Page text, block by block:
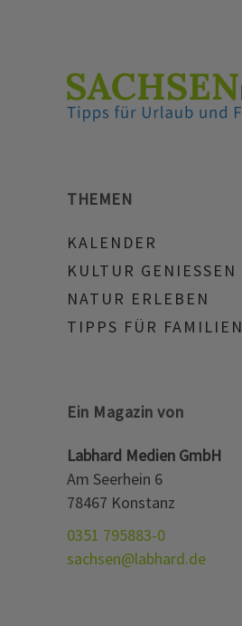
THEMEN
KALENDER
KULTUR GENIESSEN
NATUR ERLEBEN
TIPPS FÜR FAMILIEN
Ein Magazin von
Labhard Medien GmbH
Am Seerhein 6
78467 Konstanz
0351 795883-0
sachsen@labhard.de